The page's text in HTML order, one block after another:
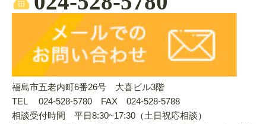
福島市五老内町6番26号 大喜ビル3階
TEL 024-528-5780 FAX 024-528-5788
相談受付時間 平日8:30~17:30（土日祝応相談）